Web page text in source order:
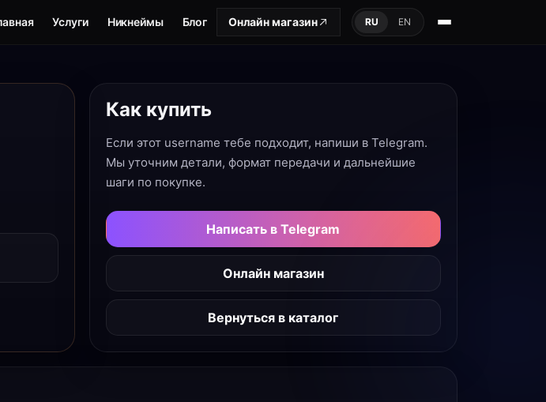
Услуги Никнеймы Блог Онлайн магазин RU EN
Как купить
Если этот username тебе подходит, напиши в Telegram.
Мы уточним детали, формат передачи и дальнейшие
шаги по покупке.
Написать в Telegram
Онлайн магазин
Вернуться в каталог